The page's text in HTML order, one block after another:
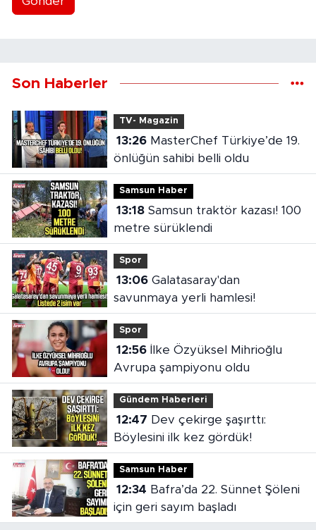
Son Haberler
TV- Magazin
13:26MasterChef Türkiye’de 19.
önlüğün sahibi belli oldu
Samsun Haber
13:18Samsun traktör kazası! 100
metre sürüklendi
Spor
13:06Galatasaray'dan
savunmaya yerli hamlesi!
Spor
12:56İlke Özyüksel Mihrioğlu
Avrupa şampiyonu oldu
Gündem Haberleri
12:47
Böylesini ilk kez gördük!
Samsun Haber
12:34
için geri sayım başladı